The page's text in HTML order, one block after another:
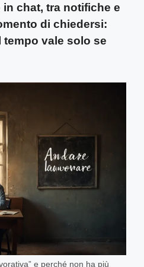
chat, tra notifiche e
di chiedersi:
vale solo se
e perché non ha più